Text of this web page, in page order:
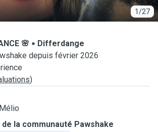
1/27
🌸
Differdange
depuis février 2026
)
la communauté Pawshake